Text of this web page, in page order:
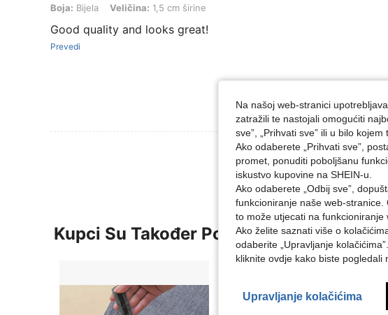
Boja: Bijela, Veličina: 1,5 cm širine
Boja: Bijela Veličina: 1,5 cm širine
Good quality and looks great!
Prevedi
Pogledaj Više Recenzija
Kupci Su Također Pogledali
Na našoj web-stranici
zatražili te nastojali omogućiti
sve”, „Prihvati sve” ili u bilo
Ako odaberete „Prihvati sve”,
promet, ponuditi poboljšanu
iskustvo kupovine na SHEIN-u.
Ako odaberete „Odbij sve”,
funkcioniranje naše web-
to može utjecati na funkcioniranje
Ako želite saznati više o
odaberite „Upravljanje
kliknite ovdje kako biste pogledali
Upravljanje kolačićima